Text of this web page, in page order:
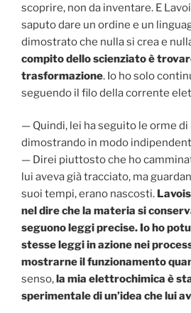
scoprire, non da inventare. E
saputo dare un ordine e un
dimostrato che nulla si crea e
compito dello scienziato è
trasformazione. Io ho solo
seguendo il filo della corrente
— Quindi, lei ha seguito le orme
dimostrando in modo
— Direi piuttosto che ho
lui aveva già tracciato, ma
suoi tempi, erano nascosti.
nel dire che la materia si
seguono leggi precise. Io ho
stesse leggi in azione nei
mostrarne il funzionamento
senso,la mia elettrochimica è
sperimentale di un’idea che lui